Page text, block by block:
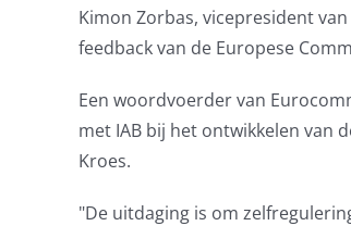
Kimon Zorbas, vicepresident
feedback van de Europese
Een woordvoerder van
met IAB bij het ontwikkelen van
Kroes.
"De uitdaging is om